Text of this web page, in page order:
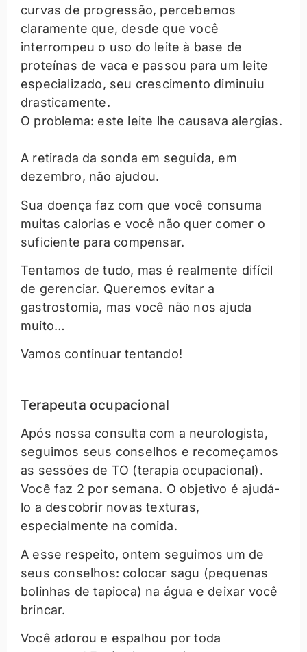
curvas de progressão, percebemos
claramente que, desde que você
interrompeu o uso do leite à base de
proteínas de vaca e passou para um leite
especializado, seu crescimento diminuiu
drasticamente.
O problema: este leite lhe causava alergias.
A retirada da sonda em seguida, em
dezembro, não ajudou.
Sua doença faz com que você consuma
muitas calorias e você não quer comer o
suficiente para compensar.
Tentamos de tudo, mas é realmente difícil
de gerenciar. Queremos evitar a
gastrostomia, mas você não nos ajuda
muito…
Vamos continuar tentando!
Terapeuta ocupacional
Após nossa consulta com a neurologista,
seguimos seus conselhos e recomeçamos
as sessões de TO (terapia ocupacional).
Você faz 2 por semana. O objetivo é ajudá-
lo a descobrir novas texturas,
especialmente na comida.
A esse respeito, ontem seguimos um de
seus conselhos: colocar sagu (pequenas
bolinhas de tapioca) na água e deixar você
brincar.
Você adorou e espalhou por toda